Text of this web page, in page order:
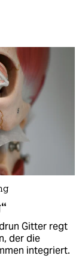
Gitter regt
der die
integriert.